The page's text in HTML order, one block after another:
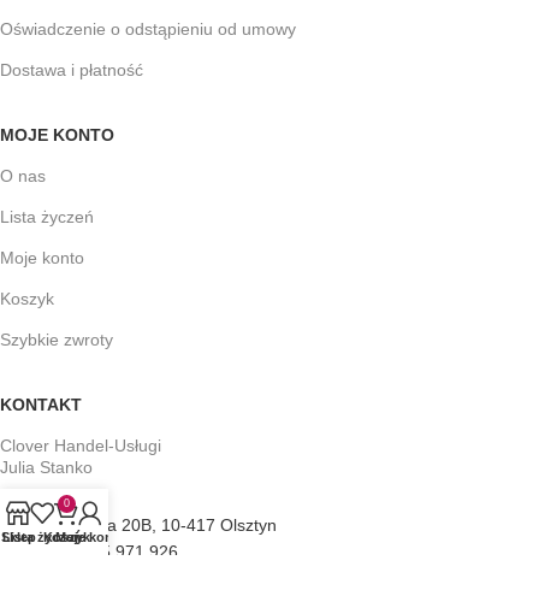
Oświadczenie o odstąpieniu od umowy
Dostawa i płatność
MOJE KONTO
O nas
Lista życzeń
Moje konto
Koszyk
Szybkie zwroty
KONTAKT
Clover Handel-Usługi
Julia Stanko
ul. Towarowa 20B, 10-417 Olsztyn
Tel: +48 505 971 926
Sklep
Lista życzeń
0
Koszyk
Moje konto